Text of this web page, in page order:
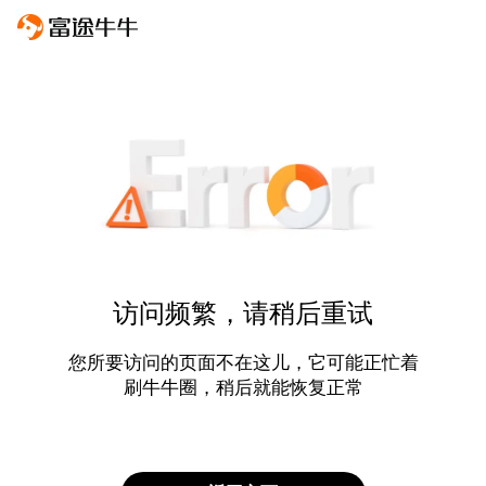
访问频繁，请稍后重试
您所要访问的页面不在这儿，它可能正忙着
刷牛牛圈，稍后就能恢复正常